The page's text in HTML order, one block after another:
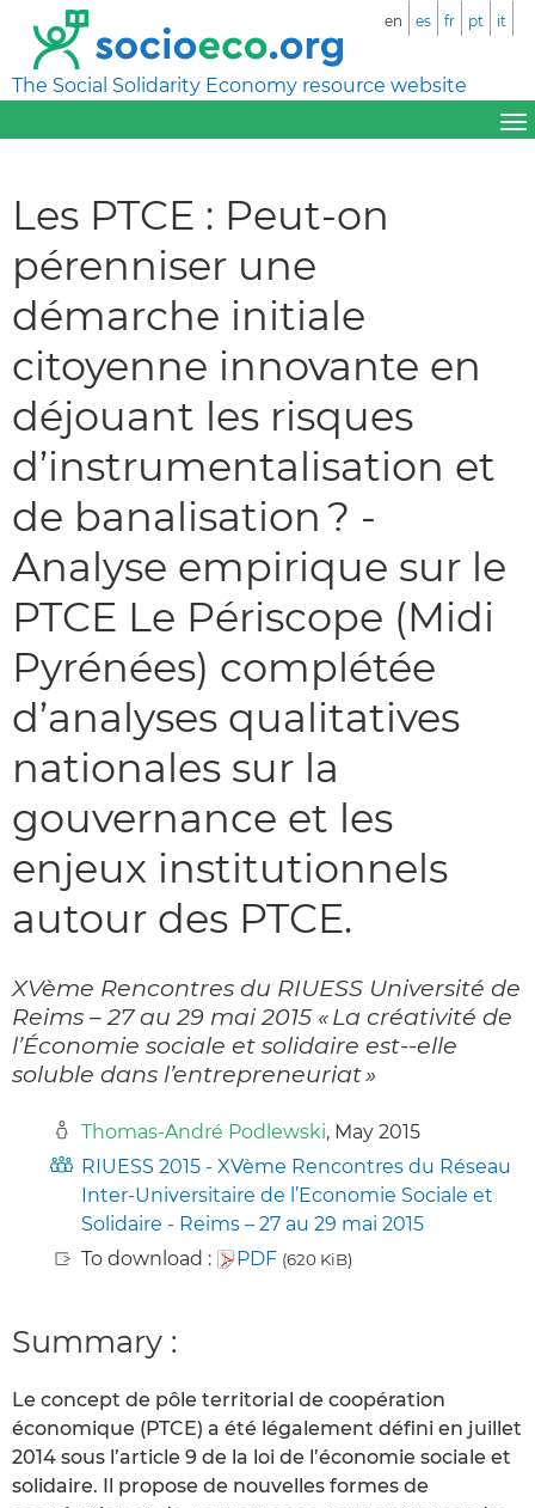
The Social Solidarity Economy resource website
en es fr pt it
Les PTCE : Peut-on
pérenniser une
démarche initiale
citoyenne innovante en
déjouant les risques
d’instrumentalisation et
de banalisation ? -
Analyse empirique sur le
PTCE Le Périscope (Midi
Pyrénées) complétée
d’analyses qualitatives
nationales sur la
gouvernance et les
enjeux institutionnels
autour des PTCE.
XVème Rencontres du RIUESS Université de
Reims – 27 au 29 mai 2015 « La créativité de
l’Économie sociale et solidaire est-­‐elle
soluble dans l’entrepreneuriat »
Thomas-André Podlewski, May 2015
RIUESS 2015 - XVème Rencontres du Réseau
Inter-Universitaire de l’Economie Sociale et
Solidaire - Reims – 27 au 29 mai 2015
To download :
PDF (620 KiB)
Summary :
Le concept de pôle territorial de coopération
économique (PTCE) a été légalement défini en juillet
2014 sous l’article 9 de la loi de l’économie sociale et
solidaire. Il propose de nouvelles formes de